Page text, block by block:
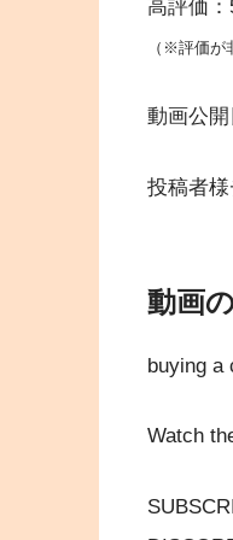
高評価
（※評価が
動画公
投稿者
動画
buying a
Watch